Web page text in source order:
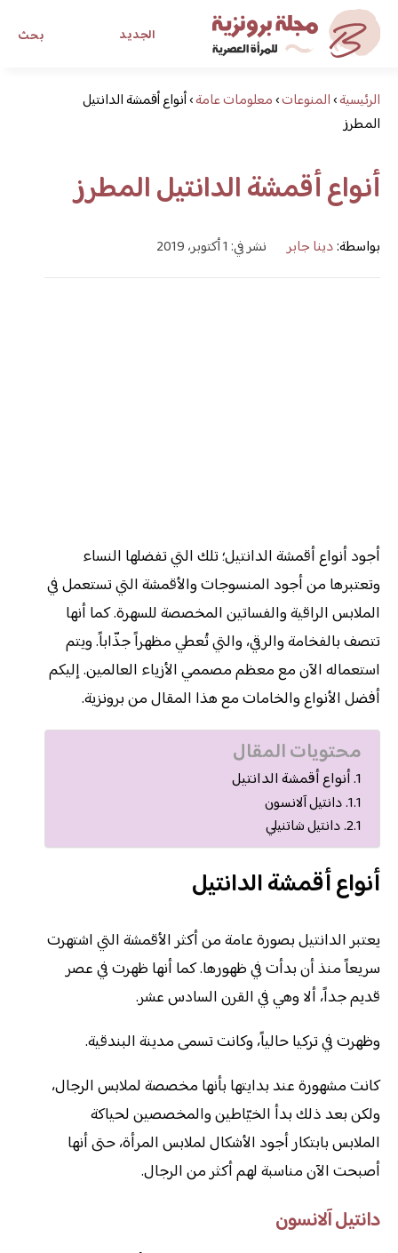
بحث الجديد
مجلة برونزية للفتاة العصريةالرئيسية›المنوعات›معلومات عامة›أنواع أقمشة الدانتيل
المطرز
أنواع أقمشة الدانتيل المطرز
بواسطة:دينا جابر نشر في: 1 أكتوبر، 2019
أجود أنواع أقمشة الدانتيل؛ تلك التي تفضلها النساء
وتعتبرها من أجود المنسوجات والأقمشة التي تستعمل في
الملابس الراقية والفساتين المخصصة للسهرة. كما أنها
تتصف بالفخامة والرقي، والتي تُعطي مظهراً جذّاباً. ويتم
استعماله الآن مع معظم مصممي الأزياء العالمين. إليكم
أفضل الأنواع والخامات مع هذا المقال من برونزية.
محتويات المقال
أنواع أقمشة الدانتيل
دانتيل آلانسون
دانتيل شاتنيلي
أنواع أقمشة الدانتيل
يعتبر الدانتيل بصورة عامة من أكثر الأقمشة التي اشتهرت
سريعاً منذ أن بدأت في ظهورها. كما أنها ظهرت في عصر
قديم جداً، ألا وهي في القرن السادس عشر.
وظهرت في تركيا حالياً، وكانت تسمى مدينة البندقية.
كانت مشهورة عند بدايتها بأنها مخصصة لملابس الرجال،
ولكن بعد ذلك بدأ الخيّاطين والمخصصين لحياكة
الملابس بابتكار أجود الأشكال لملابس المرأة، حتى أنها
أصبحت الآن مناسبة لهم أكثر من الرجال.
دانتيل آلانسون